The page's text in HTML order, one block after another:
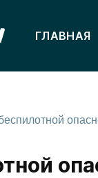
ГЛАВНАЯ